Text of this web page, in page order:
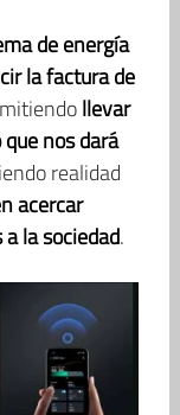
de energía
la factura de
llevar
nos dará
realidad
acercar
la sociedad.